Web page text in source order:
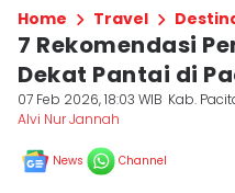
Home Travel
7 Rekomendasi
Dekat Pantai di
07 Feb 2026, 18:03 WIB Kab.
Alvi Nur Jannah
News Channel